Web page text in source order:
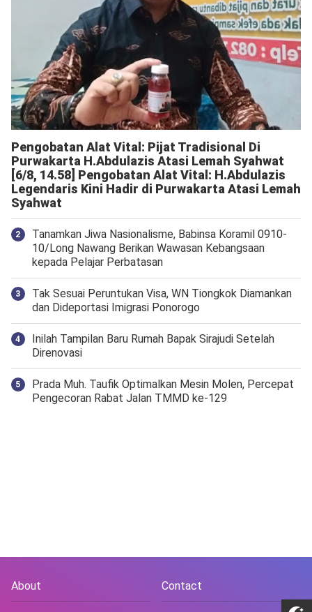
Pengobatan Alat Vital: Pijat Tradisional Di
Purwakarta H.Abdulazis Atasi Lemah Syahwat
[6/8, 14.58] Pengobatan Alat Vital: H.Abdulazis
Legendaris Kini Hadir di Purwakarta Atasi Lemah
Syahwat
Tanamkan Jiwa Nasionalisme, Babinsa Koramil 0910-
10/Long Nawang Berikan Wawasan Kebangsaan
kepada Pelajar Perbatasan
Tak Sesuai Peruntukan Visa, WN Tiongkok Diamankan
dan Dideportasi Imigrasi Ponorogo
Inilah Tampilan Baru Rumah Bapak Sirajudi Setelah
Direnovasi
Prada Muh. Taufik Optimalkan Mesin Molen, Percepat
Pengecoran Rabat Jalan TMMD ke-129
About Contact